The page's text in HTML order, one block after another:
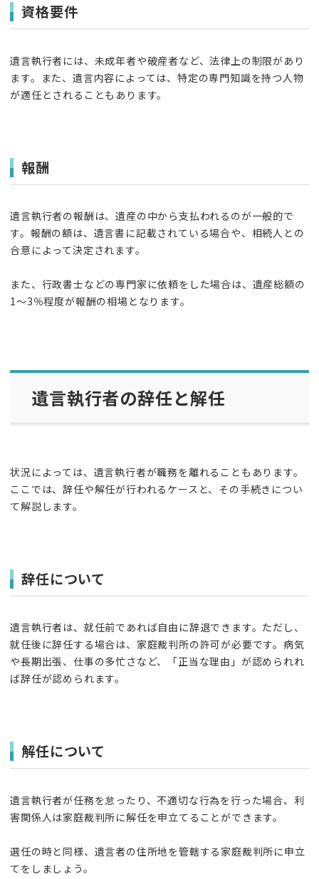
資格要件
遺言執行者には、未成年者や破産者など、法律上の制限があり
ます。また、遺言内容によっては、特定の専門知識を持つ人物
が適任とされることもあります。
報酬
遺言執行者の報酬は、遺産の中から支払われるのが一般的で
す。報酬の額は、遺言書に記載されている場合や、相続人との
合意によって決定されます。
また、行政書士などの専門家に依頼をした場合は、遺産総額の
1～3％程度が報酬の相場となります。
遺言執行者の辞任と解任
状況によっては、遺言執行者が職務を離れることもあります。
ここでは、辞任や解任が行われるケースと、その手続きについ
て解説します。
辞任について
遺言執行者は、就任前であれば自由に辞退できます。ただし、
就任後に辞任する場合は、家庭裁判所の許可が必要です。病気
や長期出張、仕事の多忙さなど、「正当な理由」が認められれ
ば辞任が認められます。
解任について
遺言執行者が任務を怠ったり、不適切な行為を行った場合、利
害関係人は家庭裁判所に解任を申立てることができます。
選任の時と同様、遺言者の住所地を管轄する家庭裁判所に申立
てをしましょう。